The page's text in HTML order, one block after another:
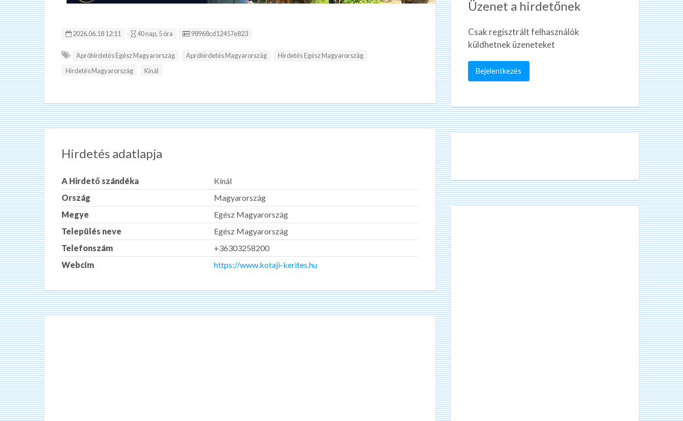
2026.06.18 12:11 40 nap, 5 óra Hirdetés ID:
98968cd12457e823
Apróhirdetés Egész Magyarország Apróhirdetés Magyarország
Hirdetés Egész Magyarország
Hirdetés Magyarország
Kínál
Hirdetés adatlapja
A Hirdető szándéka
Kínál
Ország
Magyarország
Megye
Egész Magyarország
Település neve
Egész Magyarország
Telefonszám
+36303258200
Webcím
https://www.kotaji-kerites.hu
Üzenet a hirdetőnek
Csak regisztrált felhasználók
küldhetnek üzeneteket
Bejelentkezés